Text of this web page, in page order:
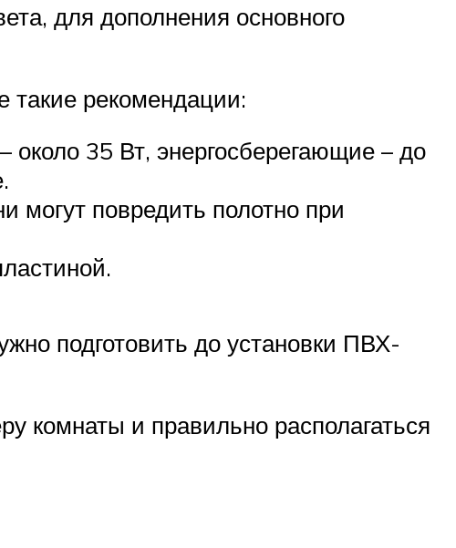
для дополнения основного
рекомендации:
35 Вт, энергосберегающие – до
могут повредить полотно при
подготовить до установки ПВХ-
комнаты и правильно располагаться